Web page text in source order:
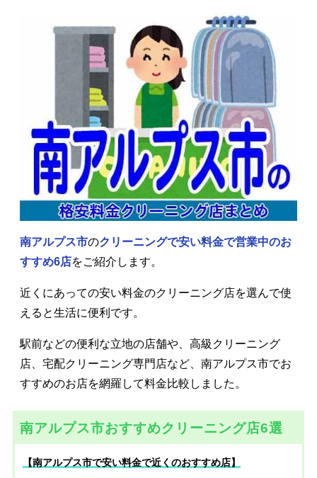
南アルプス市のクリーニングで安い料金で営業中のお
すすめ6店をご紹介します。
近くにあっての安い料金のクリーニング店を選んで使
えると生活に便利です。
駅前などの便利な立地の店舗や、高級クリーニング
店、宅配クリーニング専門店など、南アルプス市でお
すすめのお店を網羅して料金比較しました。
南アルプス市おすすめクリーニング店6選
【南アルプス市で安い料金で近くのおすすめ店】